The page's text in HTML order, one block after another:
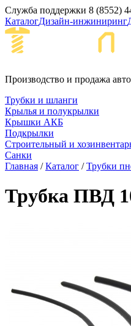
Служба поддержки 8 (8552)
КаталогДизайн-инжиниринг
Производство и продажа
Трубки и шланги
Крылья и полукрылки
Крышки АКБ
Подкрылки
Строительный и
Санки
Главная /Каталог /Трубки
Трубка ПВД